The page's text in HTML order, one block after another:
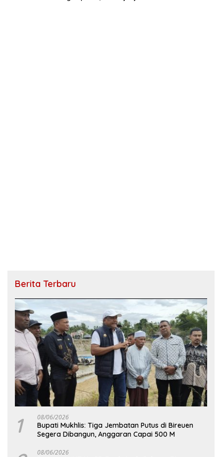
Berita Terbaru
1 08/06/2026
Bupati Mukhlis: Tiga Jembatan Putus di Bireuen
Segera Dibangun, Anggaran Capai 500 M
08/06/2026